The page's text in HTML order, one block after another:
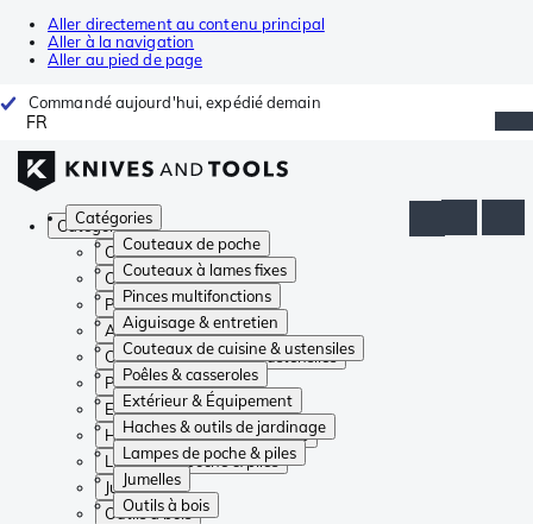
Aller directement au contenu principal
Aller à la navigation
Aller au pied de page
Commandé aujourd'hui, expédié demain
FR
Catégories
Couteaux de poche
Couteaux à lames fixes
Pinces multifonctions
Aiguisage & entretien
Couteaux de cuisine & ustensiles
Poêles & casseroles
Extérieur & Équipement
Haches & outils de jardinage
Lampes de poche & piles
Jumelles
Outils à bois
Catégories
Couteaux de poche
Couteaux à lames fixes
Pinces multifonctions
Aiguisage & entretien
Couteaux de cuisine & ustensiles
Poêles & casseroles
Extérieur & Équipement
Haches & outils de jardinage
Lampes de poche & piles
Jumelles
Outils à bois